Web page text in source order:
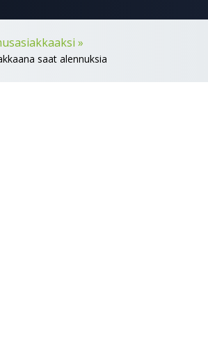
»
saat alennuksia